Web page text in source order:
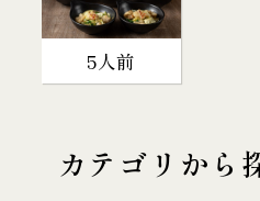
5人前
カテゴリから